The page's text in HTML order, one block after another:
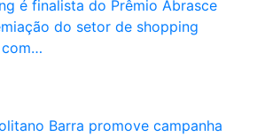
é finalista do Prêmio Abrasce
do setor de shopping
com…
Barra promove campanha